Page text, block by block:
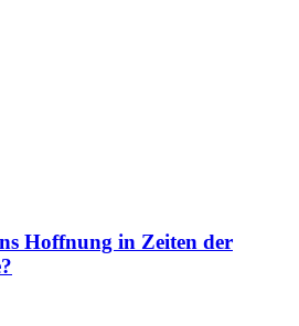
Hoffnung in Zeiten der